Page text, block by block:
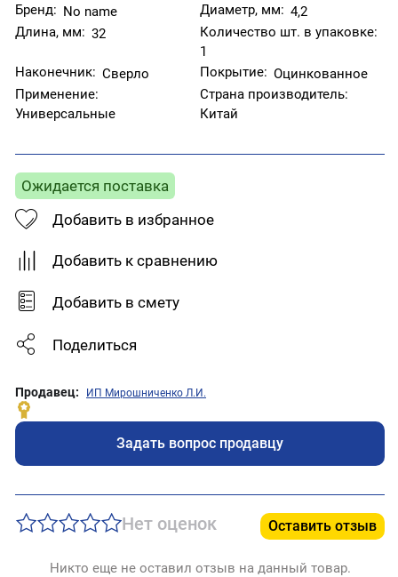
Бренд: No name Диаметр, мм: 4,2
Длина, мм: 32
Количество шт. в упаковке:
1
Наконечник: Сверло Покрытие: Оцинкованное
Применение:
Универсальные
Страна производитель:
Китай
Ожидается поставка
Добавить в избранное
Добавить к сравнению
Добавить в смету
Поделиться
Продавец: ИП Мирошниченко Л.И.
Задать вопрос продавцу
Нет оценок Оставить отзыв
Никто еще не оставил отзыв на данный товар.